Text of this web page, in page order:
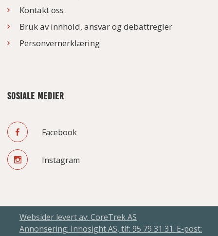
Kontakt oss
Bruk av innhold, ansvar og debattregler
Personvernerklæring
SOSIALE MEDIER
Facebook
Instagram
Websider levert av: CoreTrek AS
Annonsering: Innosight AS, tlf: 95 79 31 31. E-post: